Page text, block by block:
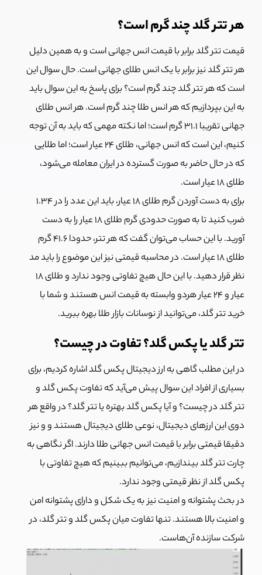
هر تتر گلد چند گرم است؟
قیمت تتر گلد برابر با قیمت انس جهانی است و به همین دلیل
هر تتر گلد نیز برابر با یک انس طلای جهانی است. حال سوال این
است که هر تتر گلد چند گرم است؟ برای پاسخ به این سوال باید
به این بپردازیم که هر انس طلا چند گرم است. هر انس طلای
جهانی تقریبا 31.1 گرم است؛ اما نکته مهمی که باید به آن توجه
کنیم، این است که انس جهانی، طلای 24 عیار است؛ اما طلایی
که در حال حاضر به صورت گسترده در ایران معامله می‌شود،
طلای 18 عیار است.
برای به دست آوردن گرم طلای 18 عیار، باید این عدد را در 1.34
ضرب کنید تا به صورت حدودی گرم طلای 18 عیار را به دست
آورید. با این حساب می‌توان گفت که هر تتر، حدودا 41.6 گرم
طلای 18 عیار است. در محاسبه قیمتی نیز این موضوع را باید مد
نظر قرار دهید. با این حال هیچ تفاوتی وجود ندارد و طلای 18
عیار و 24 عیار هردو وابسته به قیمت انس هستند و شما با
خرید تتر گلد، می‌توانید از نوسانات بازار طلا بهره ببرید.
تتر گلد یا پکس گلد؟ تفاوت در چیست؟
در این مطلب گاهی به ارز دیجیتال پکس گلد اشاره کردیم، برای
بسیاری از افراد این سوال پیش می‌آید که تفاوت پکس گلد و
تتر گلد در چیست؟ و آیا پکس گلد بهتره یا تتر گلد؟ در واقع هر
دوی این ارزهای دیجیتال، نوعی طلای دیجیتال هستند و و نیز
دقیقا قیمتی برابر با قیمت انس جهانی طلا دارند. اگر نگاهی به
چارت تتر گلد بیندازیم، می‌توانیم ببینیم که هیچ تفاوتی با
پکس گلد از نظر قیمتی وجود ندارد.
در بحث پشتوانه و امنیت نیز به یک شکل و دارای پشتوانه امن
و امنیت بالا هستند. تنها تفاوت میان پکس گلد و تتر گلد، در
شرکت سازنده آن‌هاست.